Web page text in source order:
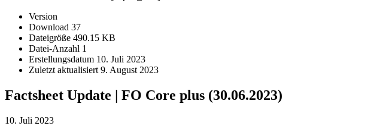
Version
Download 37
Dateigröße 490.15 KB
Datei-Anzahl 1
Erstellungsdatum 10. Juli 2023
Zuletzt aktualisiert 9. August 2023
Factsheet Update | FO Core plus (30.06.2023)
10. Juli 2023